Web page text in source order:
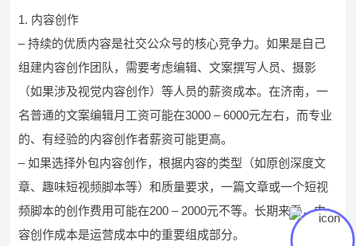
1. 内容创作
– 持续的优质内容是社交公众号的核心竞争力。如果是自己
组建内容创作团队，需要考虑编辑、文案撰写人员、摄影
（如果涉及视觉内容创作）等人员的薪资成本。在济南，一
名普通的文案编辑月工资可能在3000 – 6000元左右，而专业
的、有经验的内容创作者薪资可能更高。
– 如果选择外包内容创作，根据内容的类型（如原创深度文
章、趣味短视频脚本等）和质量要求，一篇文章或一个短视
频脚本的创作费用可能在200 – 2000元不等。长期来看，内
容创作成本是运营成本中的重要组成部分。